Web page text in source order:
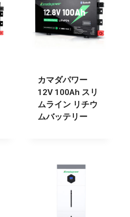
カマダパワー
12V 100Ah スリ
ムライン リチウ
ムバッテリー